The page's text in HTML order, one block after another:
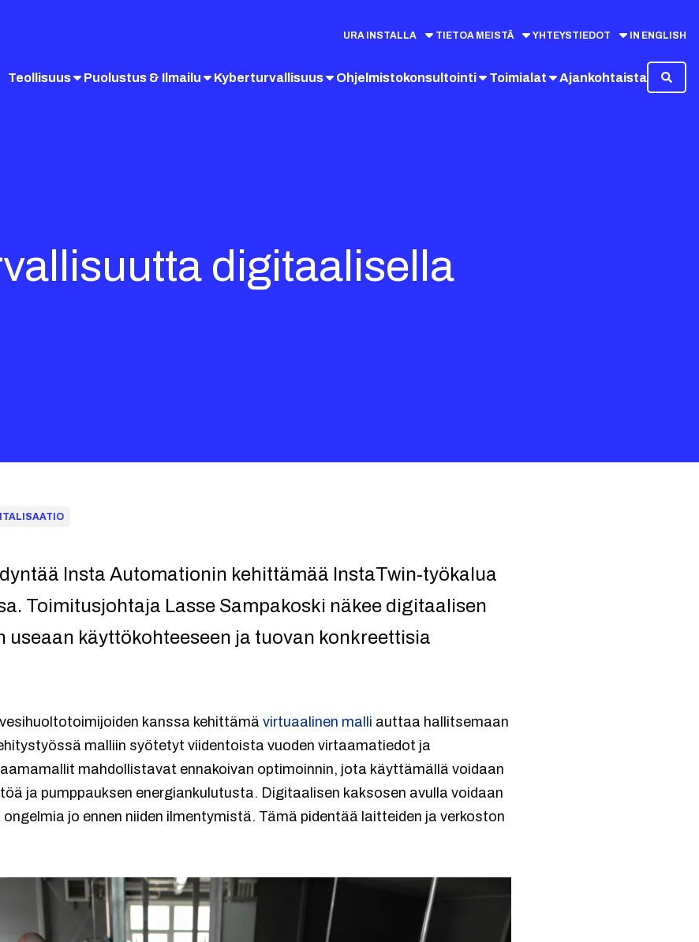
URA INSTALLA TIETOA MEISTÄ YHTEYSTIEDOT IN ENGLISH
Teollisuus Puolustus & Ilmailu Kyberturvallisuus Ohjelmistokonsultointi Toimialat Ajankohtaista
digitaalisella
Insta Automationin kehittämää InstaTwin-työkalua
Toimitusjohtaja Lasse Sampakoski näkee digitaalisen
useaan käyttökohteeseen ja tuovan konkreettisia
kanssa kehittämä virtuaalinen malli auttaa hallitsemaan
malliin syötetyt viidentoista vuoden virtaamatiedot ja
mahdollistavat ennakoivan optimoinnin, jota käyttämällä voidaan
ja pumppauksen energiankulutusta. Digitaalisen kaksosen avulla voidaan
jo ennen niiden ilmentymistä. Tämä pidentää laitteiden ja verkoston